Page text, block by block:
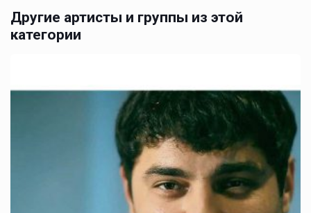
Другие артисты и группы из этой
категории